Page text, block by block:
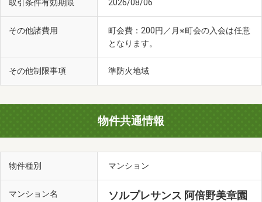
取引条件有効期限 2026/08/06
その他諸費用
町会費：200円／月※町会の入会は任意
となります。
その他制限事項 準防火地域
物件共通情報
物件種別 マンション
マンション名 ソルプレサンス 阿倍野美章園